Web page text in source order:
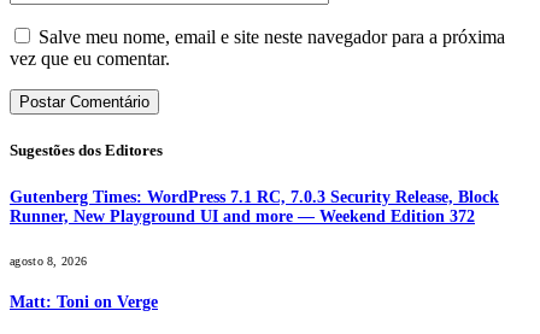
Salve meu nome, email e site neste navegador para a próxima
vez que eu comentar.
Sugestões dos Editores
Gutenberg Times: WordPress 7.1 RC, 7.0.3 Security Release, Block
Runner, New Playground UI and more — Weekend Edition 372
agosto 8, 2026
Matt: Toni on Verge